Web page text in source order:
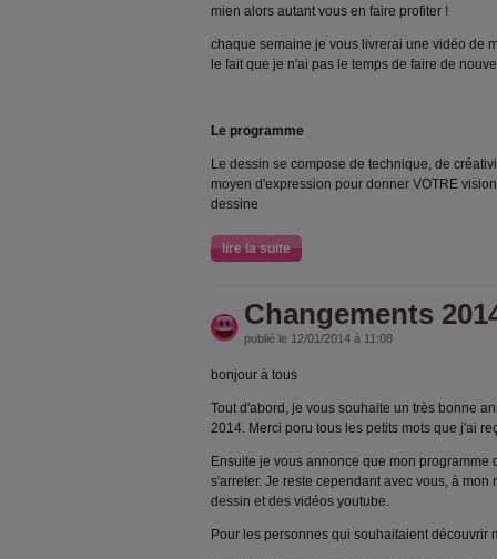
mien alors autant vous en faire profiter !
chaque semaine je vous livrerai une vidéo de
le fait que je n'ai pas le temps de faire de
Le programme
Le dessin se compose de technique, de
moyen d'expression pour donner VOTRE
dessine
lire la suite
Changements
publié le 12/01/2014 à 11:08
bonjour à tous
Tout d'abord, je vous souhaite un très bonne
2014. Merci poru tous les petits mots que j'ai
Ensuite je vous annonce que mon programme
s'arreter. Je reste cependant avec vous, à
dessin et des vidéos youtube.
Pour les personnes qui souhaitaient découvrir